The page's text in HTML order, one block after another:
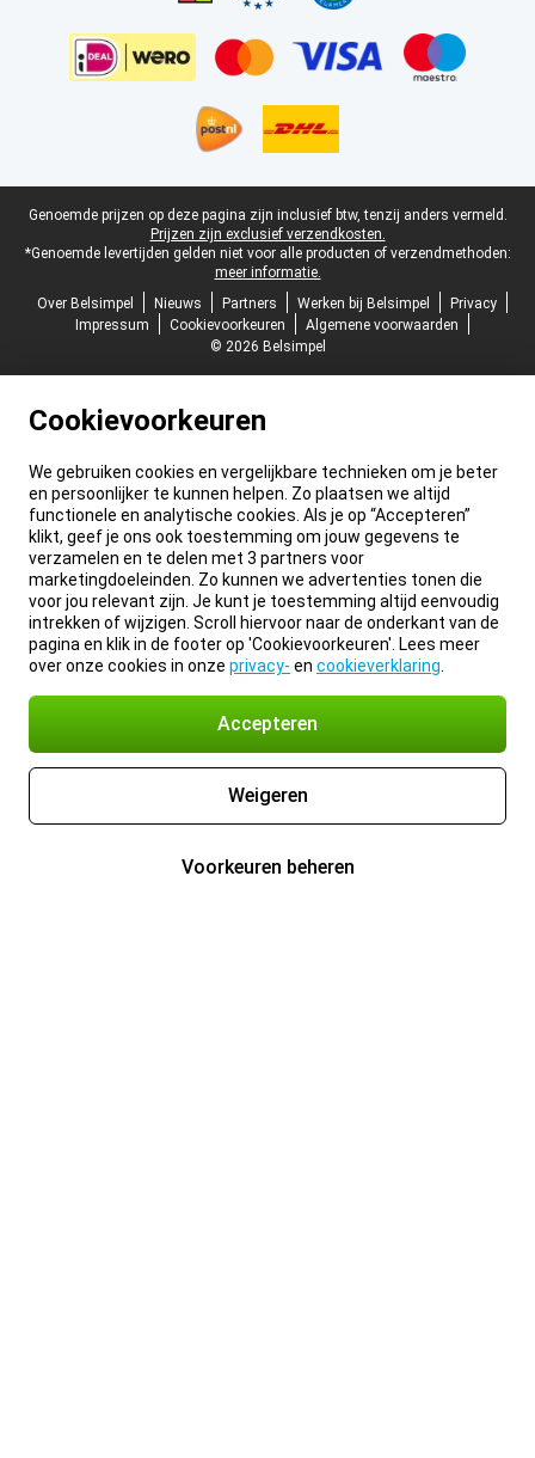
Juridische voettekst
Genoemde prijzen op deze pagina zijn inclusief btw, tenzij anders vermeld.
Prijzen zijn exclusief verzendkosten.
*Genoemde levertijden gelden niet voor alle producten of verzendmethoden:
meer informatie.
Over Belsimpel
Nieuws Partners Werken bij Belsimpel
Privacy
Impressum
Cookievoorkeuren
Algemene voorwaarden
© 2026 Belsimpel
Cookievoorkeuren
We gebruiken cookies en vergelijkbare technieken om je beter
en persoonlijker te kunnen helpen. Zo plaatsen we altijd
functionele en analytische cookies. Als je op “Accepteren”
klikt, geef je ons ook toestemming om jouw gegevens te
verzamelen en te delen met 3 partners voor
marketingdoeleinden. Zo kunnen we advertenties tonen die
voor jou relevant zijn. Je kunt je toestemming altijd eenvoudig
intrekken of wijzigen. Scroll hiervoor naar de onderkant van de
pagina en klik in de footer op 'Cookievoorkeuren'. Lees meer
over onze cookies in onze privacy- en cookieverklaring
Accepteren
Weigeren
Voorkeuren beheren